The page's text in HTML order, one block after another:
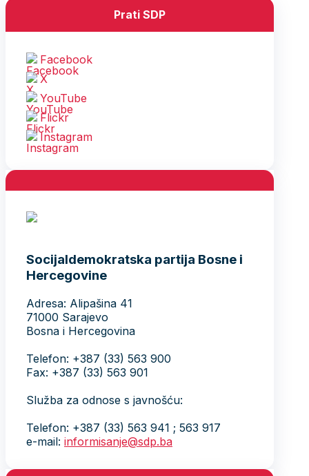
Prati SDP
Facebook
X
YouTube
Flickr
Instagram
Socijaldemokratska partija Bosne i
Hercegovine
Adresa: Alipašina 41
71000 Sarajevo
Bosna i Hercegovina
Telefon: +387 (33) 563 900
Fax: +387 (33) 563 901
Služba za odnose s javnošću:
Telefon: +387 (33) 563 941 ; 563 917
e-mail: informisanje@sdp.ba